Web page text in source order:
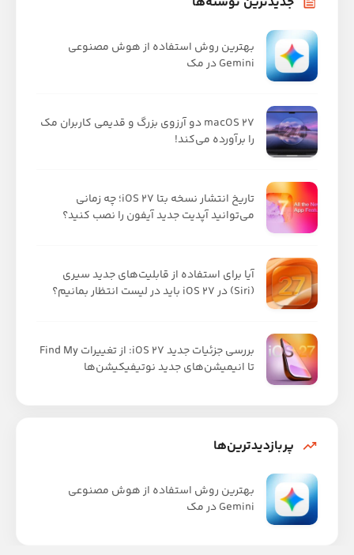
بهترین روش استفاده از هوش مصنوعی
Gemini در مک
macOS 27 دو آرزوی بزرگ و قدیمی کاربران مک
را برآورده می‌کند!
تاریخ انتشار نسخه بتا iOS 27؛ چه زمانی
می‌توانید آپدیت جدید آیفون را نصب کنید؟
آیا برای استفاده از قابلیت‌های جدید سیری
(Siri) در iOS 27 باید در لیست انتظار بمانیم؟
بررسی جزئیات جدید iOS 27: از تغییرات Find My
تا انیمیشن‌های جدید نوتیفیکیشن‌ها
پربازدیدترین‌ها
بهترین روش استفاده از هوش مصنوعی
Gemini در مک